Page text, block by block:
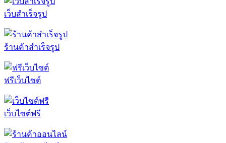
เว็บสำเร็จรูป
ร้านค้าสำเร็จรูป
ฟรีเว็บไซต์
เว็บไซต์ฟรี
ร้านค้าออนไลน์